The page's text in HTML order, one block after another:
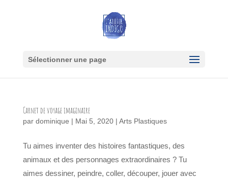
Sélectionner une page
Carnet de voyage imaginaire
par dominique | Mai 5, 2020| Arts Plastiques
Tu aimes inventer des histoires fantastiques, des
animaux et des personnages extraordinaires ? Tu
aimes dessiner, peindre, coller, découper, jouer avec